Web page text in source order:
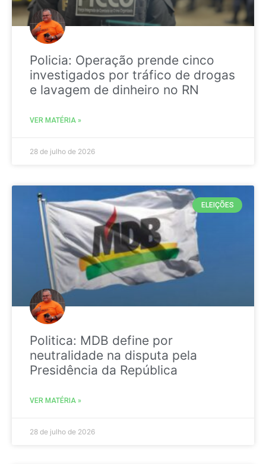
Policia: Operação prende cinco
investigados por tráfico de drogas
e lavagem de dinheiro no RN
VER MATÉRIA »
28 de julho de 2026
ELEIÇÕES
Politica: MDB define por
neutralidade na disputa pela
Presidência da República
VER MATÉRIA »
28 de julho de 2026